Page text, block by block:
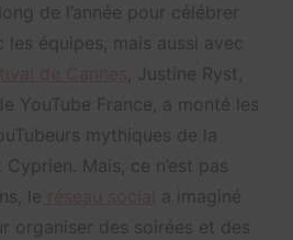
de l’année pour célébrer
équipes, mais aussi avec
, Justine Ryst,
YouTube France, a monté les
mythiques de la
Mais, ce n’est pas
le
a imaginé
organiser des soirées et des